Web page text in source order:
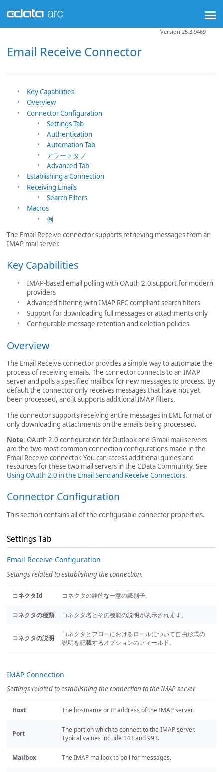
Email Receive Connector
Version 25.3.9469
Key Capabilities
Overview
Connector Configuration
Settings Tab
Authentication
Automation Tab
アラートタブ
Advanced Tab
Establishing a Connection
Receiving Emails
Search Filters
Macros
例
The Email Receive connector supports retrieving messages from an
IMAP mail server.
Key Capabilities
IMAP-based email polling with OAuth 2.0 support for modern
providers
Advanced filtering with IMAP RFC compliant search filters
Support for downloading full messages or attachments only
Configurable message retention and deletion policies
Overview
The Email Receive connector provides a simple way to automate the
process of receiving emails. The connector connects to an IMAP
server and polls a specified mailbox for new messages to process. By
default the connector only receives messages that have not yet
been processed, and it supports additional IMAP filters.
The connector supports receiving entire messages in EML format or
only downloading attachments on the emails being processed.
Note: OAuth 2.0 configuration for Outlook and Gmail mail servers
are the two most common connection configurations made in the
Email Receive connector. You can access additional guides and
resources for these two mail servers in the CData Community. See
Using OAuth 2.0 in the Email Send and Receive Connectors.
Connector Configuration
This section contains all of the configurable connector properties.
Settings Tab
Email Receive Configuration
Settings related to establishing the connection.
コネクタId コネクタの静的な一意の識別子。
コネクタの種類 コネクタ名とその機能の説明が表示されます。
コネクタの説明
コネクタとフローにおけるロールについて自由形式の
説明を記載するオプションのフィールド。
IMAP Connection
Settings related to establishing the connection to the IMAP server.
Host The hostname or IP address of the IMAP server.
Port
The port on which to connect to the IMAP server.
Typical values include 143 and 993.
Mailbox The IMAP mailbox to poll for messages.